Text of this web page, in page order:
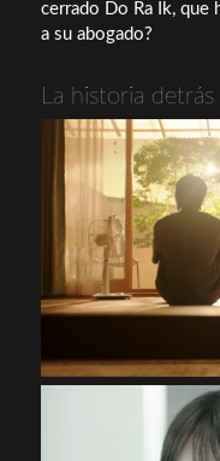
cerrado Do Ra Ik, que
a su abogado?
La historia